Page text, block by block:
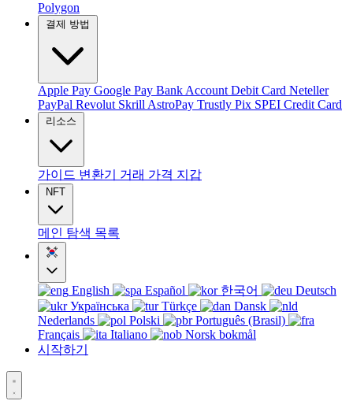
Polygon
결제 방법
Apple Pay Google Pay Bank Account Debit Card Neteller
PayPal Revolut Skrill AstroPay Trustly Pix SPEI Credit Card
리소스
가이드 변환기 거래 가격 지갑
NFT
메인 탐색 목록
English Español 한국어
Deutsch
Українська
Türkçe
Dansk
Nederlands
Polski
Português (Brasil)
Français
Italiano
Norsk bokmål
시작하기